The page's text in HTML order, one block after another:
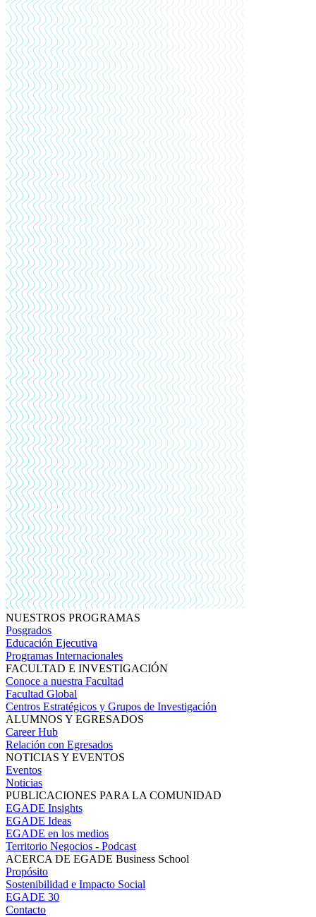
NUESTROS PROGRAMAS
Posgrados
Educación Ejecutiva
Programas Internacionales
FACULTAD E INVESTIGACIÓN
Conoce a nuestra Facultad
Facultad Global
Centros Estratégicos y Grupos de Investigación
ALUMNOS Y EGRESADOS
Career Hub
Relación con Egresados
NOTICIAS Y EVENTOS
Eventos
Noticias
PUBLICACIONES PARA LA COMUNIDAD
EGADE Insights
EGADE Ideas
EGADE en los medios
Territorio Negocios - Podcast
ACERCA DE EGADE Business School
Propósito
Sostenibilidad e Impacto Social
EGADE 30
Contacto